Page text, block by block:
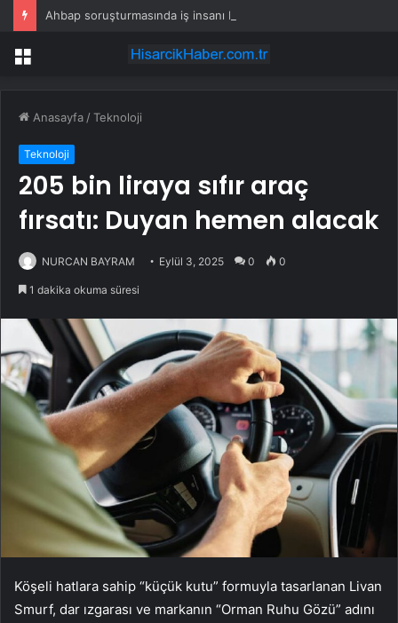
Menü
Anasayfa /Teknoloji
Teknoloji
205 bin liraya sıfır araç
fırsatı: Duyan hemen alacak
NURCAN BAYRAM Eylül 3, 2025 0 0
1 dakika okuma süresi
Köşeli hatlara sahip “küçük kutu” formuyla tasarlanan Livan
Smurf, dar ızgarası ve markanın “Orman Ruhu Gözü” adını